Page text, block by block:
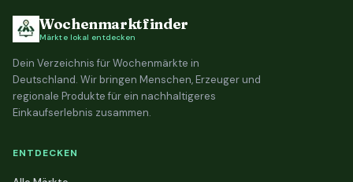
Wochenmarktfinder
Märkte lokal entdecken
Dein Verzeichnis für Wochenmärkte in
Deutschland. Wir bringen Menschen, Erzeuger und
regionale Produkte für ein nachhaltigeres
Einkaufserlebnis zusammen.
ENTDECKEN